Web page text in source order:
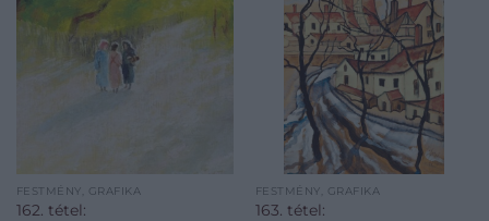
FESTMÉNY, GRAFIKA
162. tétel:
FESTMÉNY, GRAFIKA
163. tétel: